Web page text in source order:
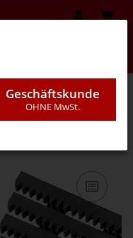
Geschäftskunde
OHNE MwSt.